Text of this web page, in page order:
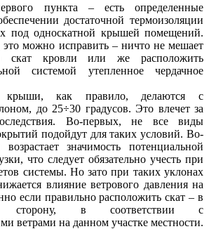
пункта – есть определенные
достаточной термоизоляции
под односкатной крышей помещений.
это можно исправить – ничто не мешает
скат кровли или же расположить
системой утепленное чердачное
крыши, как правило, делаются с
до 25÷30 градусов. Это влечет за
Во-первых, не все виды
подойдут для таких условий. Во-
значимость потенциальной
что следует обязательно учесть при
системы. Но зато при таких уклонах
влияние ветрового давления на
если правильно расположить скат – в
сторону, в соответствии с
ветрами на данном участке местности.